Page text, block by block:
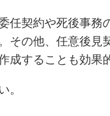
任契約や死後事務
その他、任意後見
成することも効果
。